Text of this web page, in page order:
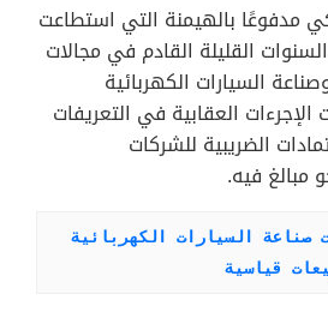
مدفوعًا بالهيمنة التي استطاعت
القليلة القادم في مجالات
السيارات الكهربائية
الإجرءات العقابية في التعريفات
الضريبية للشركات
مبالغ فيه.
شركات صناعة السيارات الكهربائية
قياسية